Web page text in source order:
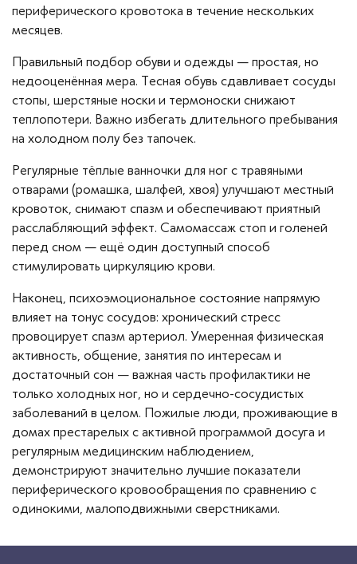
периферического кровотока в течение нескольких
месяцев.
Правильный подбор обуви и одежды — простая, но
недооценённая мера. Тесная обувь сдавливает сосуды
стопы, шерстяные носки и термоноски снижают
теплопотери. Важно избегать длительного пребывания
на холодном полу без тапочек.
Регулярные тёплые ванночки для ног с травяными
отварами (ромашка, шалфей, хвоя) улучшают местный
кровоток, снимают спазм и обеспечивают приятный
расслабляющий эффект. Самомассаж стоп и голеней
перед сном — ещё один доступный способ
стимулировать циркуляцию крови.
Наконец, психоэмоциональное состояние напрямую
влияет на тонус сосудов: хронический стресс
провоцирует спазм артериол. Умеренная физическая
активность, общение, занятия по интересам и
достаточный сон — важная часть профилактики не
только холодных ног, но и сердечно-сосудистых
заболеваний в целом. Пожилые люди, проживающие в
домах престарелых с активной программой досуга и
регулярным медицинским наблюдением,
демонстрируют значительно лучшие показатели
периферического кровообращения по сравнению с
одинокими, малоподвижными сверстниками.